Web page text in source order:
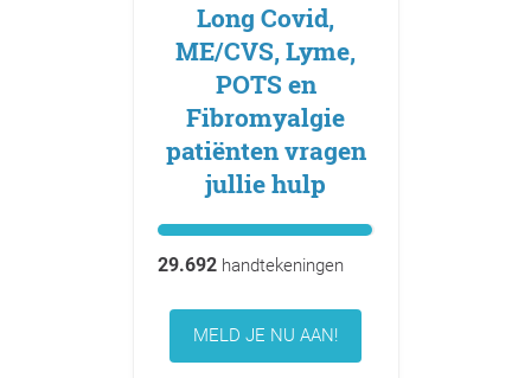
Long Covid,
ME/CVS, Lyme,
POTS en
Fibromyalgie
patiënten vragen
jullie hulp
29.692handtekeningen
MELD JE NU AAN!